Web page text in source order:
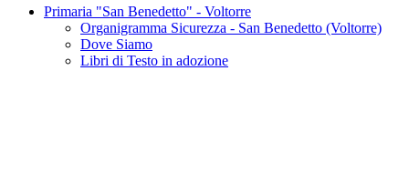
Primaria "San Benedetto" - Voltorre
Organigramma Sicurezza - San Benedetto (Voltorre)
Dove Siamo
Libri di Testo in adozione